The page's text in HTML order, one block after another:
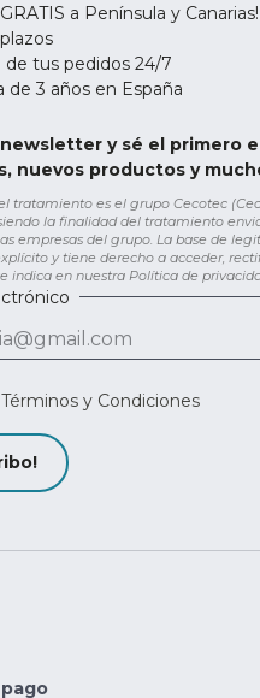
a Península y Canarias!
de tus pedidos 24/7
de 3 años en España
y sé el primero
nuevos productos y
tratamiento es el grupo Cecotec
la finalidad del tratamiento
empresas del grupo. La base de
y tiene derecho a acceder,
indica en nuestra Política de
Términos y Condiciones